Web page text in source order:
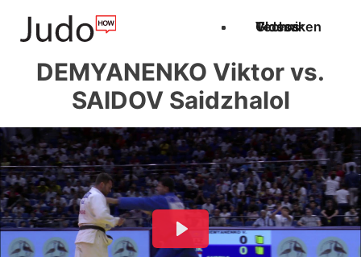
Techniken
Videos
Glossar
DEMYANENKO Viktor vs.
SAIDOV Saidzhalol